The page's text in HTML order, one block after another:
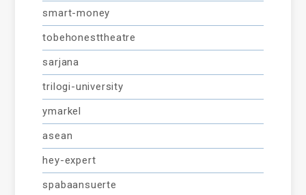
smart-money
tobehonesttheatre
sarjana
trilogi-university
ymarkel
asean
hey-expert
spabaansuerte